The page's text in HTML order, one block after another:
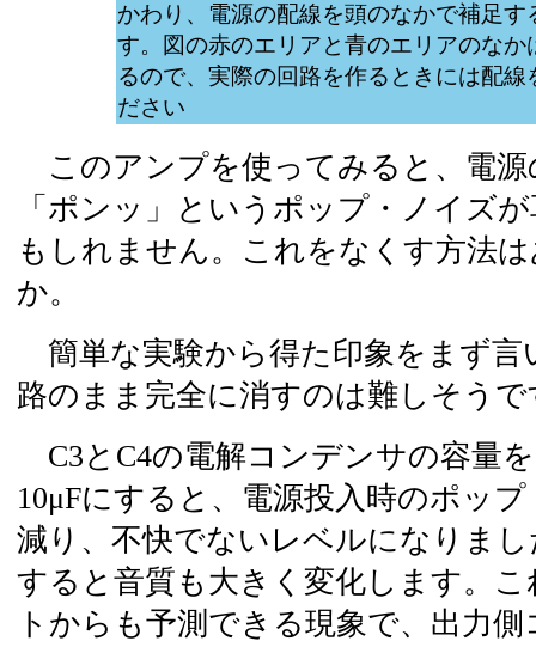
かわり、電源の配線を頭のなかで補足す
す。図の赤のエリアと青のエリアのなか
るので、実際の回路を作るときには配線
ださい
このアンプを使ってみると、電源
「ポンッ」というポップ・ノイズ
もしれません。これをなくす方法
か。
簡単な実験から得た印象をまず言
路のまま完全に消すのは難しそうで
C3とC4の電解コンデンサの容量
10μFにすると、電源投入時のポッ
減り、不快でないレベルになりま
すると音質も大きく変化します。
トからも予測できる現象で、出力